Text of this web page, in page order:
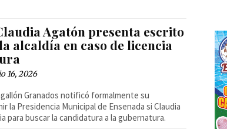
Agatón presenta escrito
alcaldía en caso de licencia
16, 2026
Granados notificó formalmente su
la Presidencia Municipal de Ensenada si Claudia
para buscar la candidatura a la gubernatura.